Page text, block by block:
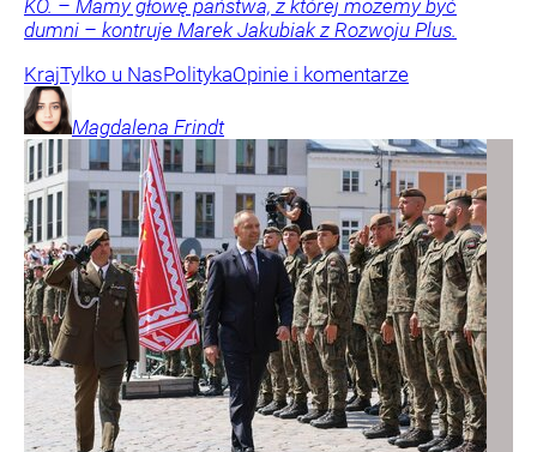
KO. – Mamy głowę państwa, z której możemy być
dumni – kontruje Marek Jakubiak z Rozwoju Plus.
KrajTylko u NasPolitykaOpinie i komentarze
Magdalena Frindt